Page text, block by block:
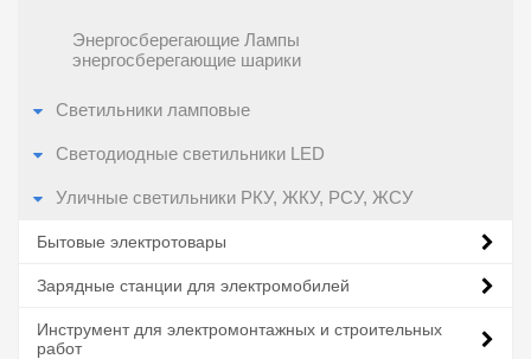
Энергосберегающие Лампы
энергосберегающие шарики
Светильники ламповые
Светодиодные светильники LED
Уличные светильники РКУ, ЖКУ, РСУ, ЖСУ
Бытовые электротовары
Зарядные станции для электромобилей
Инструмент для электромонтажных и строительных
работ